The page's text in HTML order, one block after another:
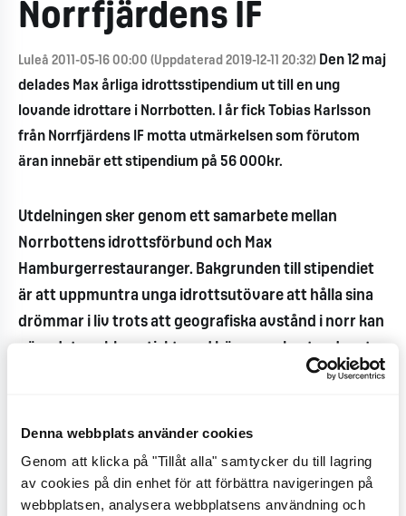
Denna webbplats använder cookies
Genom att klicka på "Tillåt alla" samtycker du till lagring
av cookies på din enhet för att förbättra navigeringen på
webbplatsen, analysera webbplatsens användning och
Norrfjärdens IF
Luleå 2011-05-16 00:00 (Uppdaterad 2019-12-11 20:32) Den 12 maj
delades Max årliga idrottsstipendium ut till en ung
lovande idrottare i Norrbotten. I år fick Tobias Karlsson
från Norrfjärdens IF motta utmärkelsen som förutom
äran innebär ett stipendium på 56 000kr.
Utdelningen sker genom ett samarbete mellan
Norrbottens idrottsförbund och Max
Hamburgerrestauranger. Bakgrunden till stipendiet
är att uppmuntra unga idrottsutövare att hålla sina
drömmar i liv trots att geografiska avstånd i norr kan
Därför är prissumman ett viktigt hjälpmedel för just
I år är det 27:e året som detta stipendium delas ut.
Max önskar Tobias Karlsson ett stort lycka till i sin
framtida idrottskarriär.